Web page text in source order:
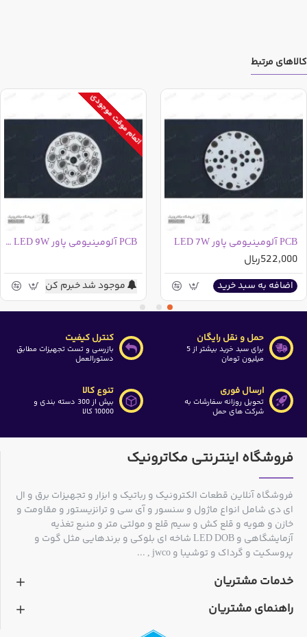
کالاهای مرتبط
PCB آلومینیومی پاور LED 7W
522,000ریال
اضافه به سبد خرید
اتمام موقت موجودی
PCB آلومینیومی پاور LED 9W قطر 6
موجود شد خبرم کن
حمل و نقل رایگان
برای سبد خرید بیشتر از 5
میلیون تومان
کنترل کیفیت
بازرسی و تست تجهیزات مطابق
دستورالعمل
ارسال فوری
تحویل روزانه سفارشات به
شرکت های حمل
تنوع کالا
بیش از 300 دسته بندی و
10000 کالا
فروشگاه اینترنتی مکاترونیک
فروشگاه آنلاین قطعات الکترونیک و رباتیک و ابزار و تجهیزات برق و ال
ای دی شامل انواع ماژول و سنسور و آی سی و ترانزیستور و مقاومت و
خازن و هویه و قلع کش و سیم قلع و مولتی متر و منبع تغذیه
آزمایشگاهی و LED DOB شاخه ای بلوکی و برندهایی مثل گوت و
پروسکیت و گرداک و توشیبا و jwco , ...
خدمات مشتریان
راهنمای مشتریان